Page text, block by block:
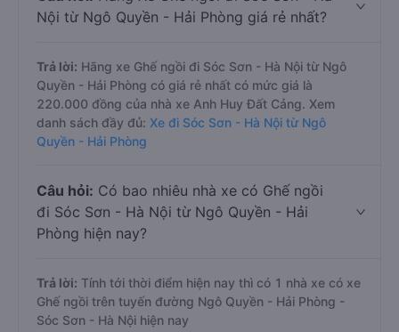
Nội từ Ngô Quyền - Hải Phòng giá rẻ nhất?
Trả lời: Hãng xe Ghế ngồi đi Sóc Sơn - Hà Nội từ Ngô
Quyền - Hải Phòng có giá rẻ nhất có mức giá là
220.000 đồng của nhà xe Anh Huy Đất Cảng. Xem
danh sách đầy đủ: Xe đi Sóc Sơn - Hà Nội từ Ngô
Quyền - Hải Phòng
Câu hỏi: Có bao nhiêu nhà xe có Ghế ngồi
đi Sóc Sơn - Hà Nội từ Ngô Quyền - Hải
Phòng hiện nay?
Trả lời: Tính tới thời điểm hiện nay thì có 1 nhà xe có xe
Ghế ngồi trên tuyến đường Ngô Quyền - Hải Phòng -
Sóc Sơn - Hà Nội hiện nay